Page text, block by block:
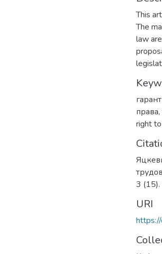
This
The
law
права,
right
3
URI